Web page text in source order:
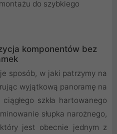
do szybkiego
komponentów bez
sposób, w jaki patrzymy na
wyjątkową panoramę na
szkła hartowanego
słupka narożnego,
jest obecnie jednym z